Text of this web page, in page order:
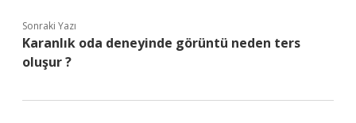
Sonraki Yazı
Karanlık oda deneyinde görüntü neden ters
oluşur ?